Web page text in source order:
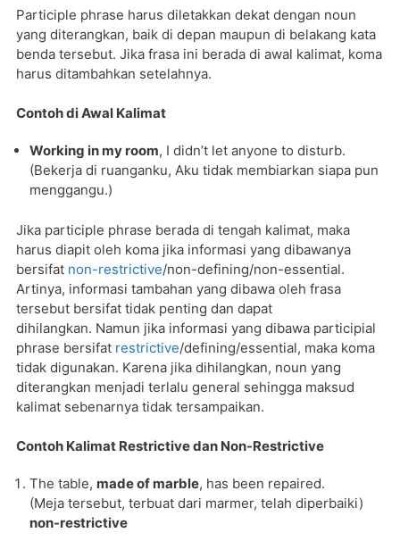
Participle phrase harus diletakkan dekat dengan noun
yang diterangkan, baik di depan maupun di belakang kata
benda tersebut. Jika frasa ini berada di awal kalimat, koma
harus ditambahkan setelahnya.
Contoh di Awal Kalimat
Working in my room, I didn’t let anyone to disturb.
(Bekerja di ruanganku, Aku tidak membiarkan siapa pun
menggangu.)
Jika participle phrase berada di tengah kalimat, maka
harus diapit oleh koma jika informasi yang dibawanya
bersifat non-restrictive/non-defining/non-essential.
Artinya, informasi tambahan yang dibawa oleh frasa
tersebut bersifat tidak penting dan dapat
dihilangkan. Namun jika informasi yang dibawa participial
phrase bersifat restrictive/defining/essential, maka koma
tidak digunakan. Karena jika dihilangkan, noun yang
diterangkan menjadi terlalu general sehingga maksud
kalimat sebenarnya tidak tersampaikan.
Contoh Kalimat Restrictive dan Non-Restrictive
The table, made of marble, has been repaired.
(Meja tersebut, terbuat dari marmer, telah diperbaiki)
non-restrictive